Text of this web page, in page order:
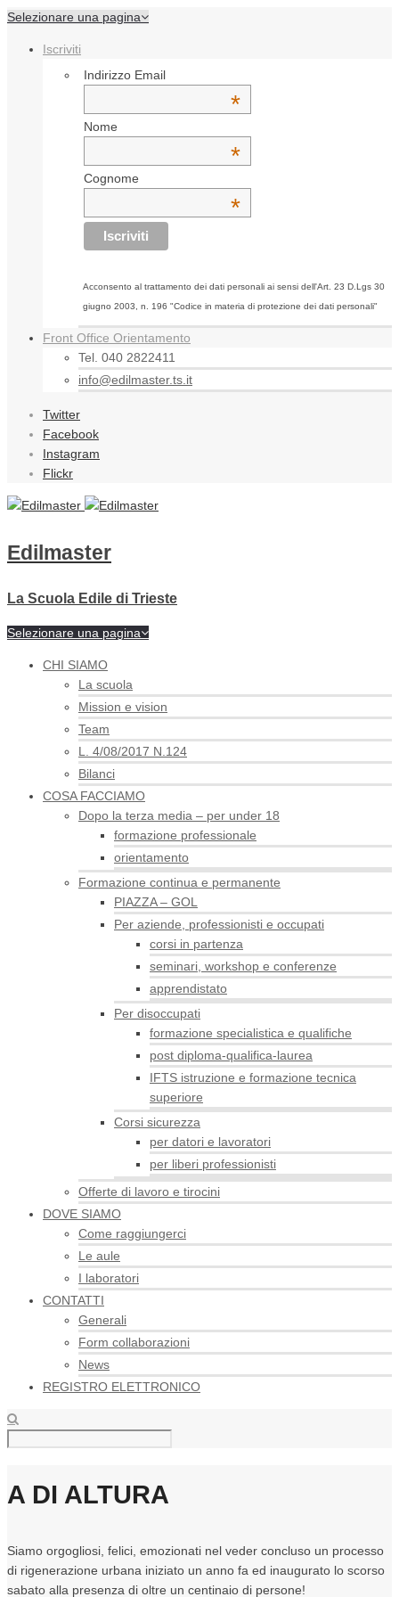
Selezionare una pagina
Iscriviti
Indirizzo Email
*
Nome
*
Cognome
*
Acconsento al trattamento dei dati personali ai sensi dell'Art. 23 D.Lgs 30
giugno 2003, n. 196 "Codice in materia di protezione dei dati personali"
Front Office Orientamento
Tel. 040 2822411
info@edilmaster.ts.it
Twitter
Facebook
Instagram
Flickr
Edilmaster
La Scuola Edile di Trieste
Selezionare una pagina
CHI SIAMO
La scuola
Mission e vision
Team
L. 4/08/2017 N.124
Bilanci
COSA FACCIAMO
Dopo la terza media – per under 18
formazione professionale
orientamento
Formazione continua e permanente
PIAZZA – GOL
Per aziende, professionisti e occupati
corsi in partenza
seminari, workshop e conferenze
apprendistato
Per disoccupati
formazione specialistica e qualifiche
post diploma-qualifica-laurea
IFTS istruzione e formazione tecnica
superiore
Corsi sicurezza
per datori e lavoratori
per liberi professionisti
Offerte di lavoro e tirocini
DOVE SIAMO
Come raggiungerci
Le aule
I laboratori
CONTATTI
Generali
Form collaborazioni
News
REGISTRO ELETTRONICO
A DI ALTURA
Siamo orgogliosi, felici, emozionati nel veder concluso un processo
di rigenerazione urbana iniziato un anno fa ed inaugurato lo scorso
sabato alla presenza di oltre un centinaio di persone!